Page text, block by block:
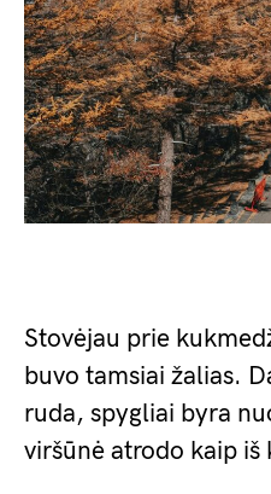
Stovėjau prie
buvo tamsiai žalias.
ruda, spygliai byra
viršūnė atrodo kaip iš